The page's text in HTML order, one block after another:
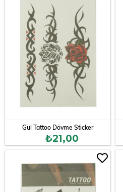
Gül Tattoo Dövme Sticker
₺21,00